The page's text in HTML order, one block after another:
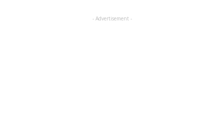
- Advertisement -